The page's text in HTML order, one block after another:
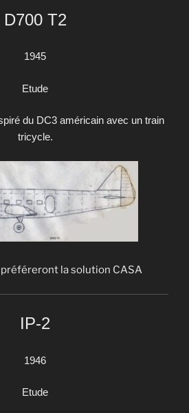
D700 T2
1945
Etude
du DC3 américain avec un train
tricycle.
la solution CASA
IP-2
1946
Etude